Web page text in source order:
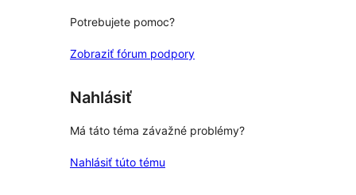
Potrebujete pomoc?
Zobraziť fórum podpory
Nahlásiť
Má táto téma závažné problémy?
Nahlásiť túto tému